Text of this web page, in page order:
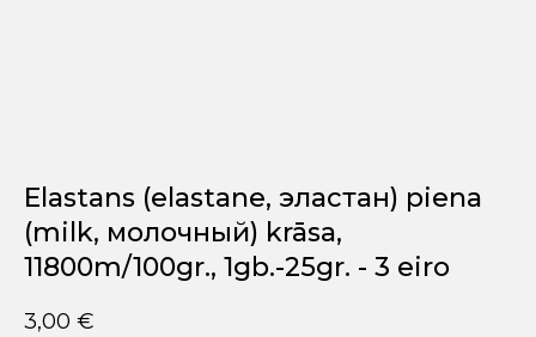
Elastans (elastane, эластан) piena
(milk, молочный) krāsa,
11800m/100gr., 1gb.-25gr. - 3 eiro
3,00 €